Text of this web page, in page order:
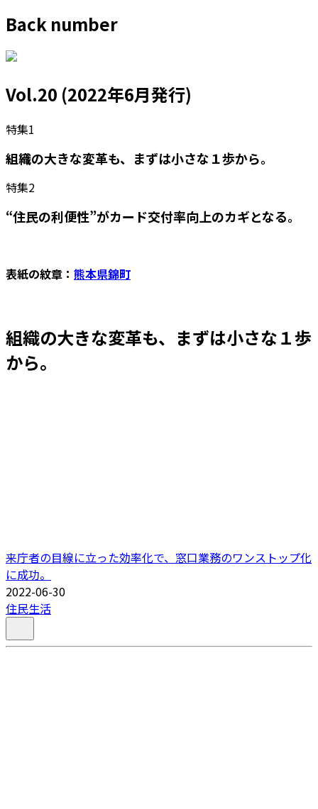
Back number
Vol.20 (2022年6月発行)
特集1
組織の大きな変革も、まずは小さな１歩から。
特集2
“住民の利便性”がカード交付率向上のカギとなる。
表紙の紋章： 熊本県錦町
組織の大きな変革も、まずは小さな１歩
から。
来庁者の目線に立った効率化で、窓口業務のワンストップ化
に成功。
2022-06-30
住民生活